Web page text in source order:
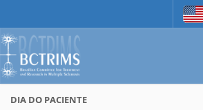
DIA DO PACIENTE